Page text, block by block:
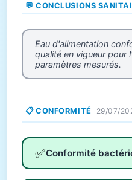
💬 CONCLUSIONS
Eau d'alimentation
qualité en vigueur pour
paramètres mesurés.
📋 CONFORMITÉ 29/07/
✅Conformité